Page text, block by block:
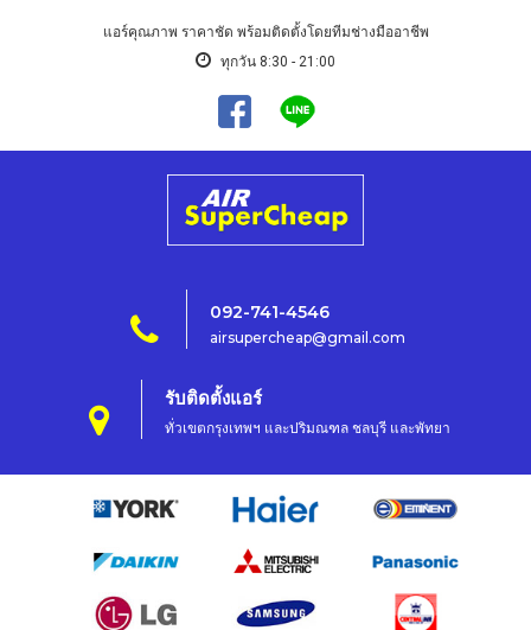
แอร์คุณภาพ ราคาชัด พร้อมติดตั้งโดยทีมช่างมืออาชีพ
ทุกวัน 8:30 - 21:00
092-741-4546
airsupercheap@gmail.com
รับติดตั้งแอร์
ทั่วเขตกรุงเทพฯ และปริมณฑล ชลบุรี และพัทยา